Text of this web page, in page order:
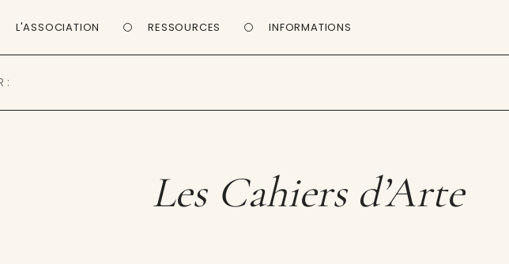
L'ASSOCIATION RESSOURCES INFORMATIONS
Les Cahiers d’Arte